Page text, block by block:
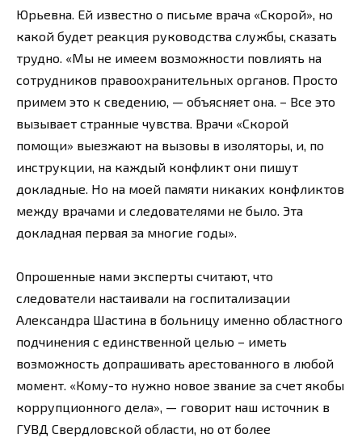
Юрьевна. Ей известно о письме врача «Скорой», но
какой будет реакция руководства службы, сказать
трудно. «Мы не имеем возможности повлиять на
сотрудников правоохранительных органов. Просто
примем это к сведению, — объясняет она. – Все это
вызывает странные чувства. Врачи «Скорой
помощи» выезжают на вызовы в изоляторы, и, по
инструкции, на каждый конфликт они пишут
докладные. Но на моей памяти никаких конфликтов
между врачами и следователями не было. Эта
докладная первая за многие годы».
Опрошенные нами эксперты считают, что
следователи настаивали на госпитализации
Александра Шастина в больницу именно областного
подчинения с единственной целью – иметь
возможность допрашивать арестованного в любой
момент. «Кому-то нужно новое звание за счет якобы
коррупционного дела», — говорит наш источник в
ГУВД Свердловской области, но от более